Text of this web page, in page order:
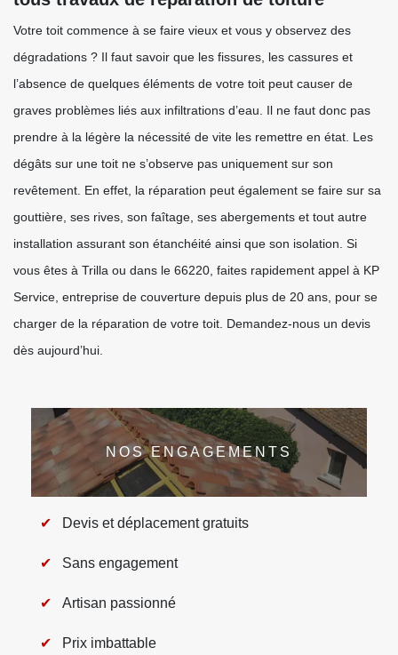
Votre toit commence à se faire vieux et vous y observez des
dégradations ? Il faut savoir que les fissures, les cassures et
l’absence de quelques éléments de votre toit peut causer de
graves problèmes liés aux infiltrations d’eau. Il ne faut donc pas
prendre à la légère la nécessité de vite les remettre en état. Les
dégâts sur une toit ne s’observe pas uniquement sur son
revêtement. En effet, la réparation peut également se faire sur sa
gouttière, ses rives, son faîtage, ses abergements et tout autre
installation assurant son étanchéité ainsi que son isolation. Si
vous êtes à Trilla ou dans le 66220, faites rapidement appel à KP
Service, entreprise de couverture depuis plus de 20 ans, pour se
charger de la réparation de votre toit. Demandez-nous un devis
dès aujourd’hui.
NOS ENGAGEMENTS
Devis et déplacement gratuits
Sans engagement
Artisan passionné
Prix imbattable